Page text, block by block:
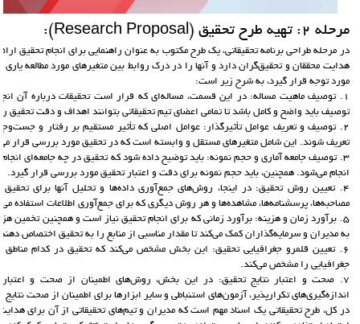
مرحله 2: تهيه طرح تحقيق (Research Proposal):
در مرحله طراحی برنامه تحقیقاتی، یک طرح مکتوب به عنوان راهنمایی برای انجام تحقیق
هدایت محققان و تحقیق‌گران دارد و آنها را در درک روابط بین متغیرهای مورد مطالعه
مورد توجه قرار گیرد، به شرح زیر است:
1. توصیف ماهیت مساله: در این قسمت، مساله‌ای که قرار است تحقیقات درباره آن
توصیف باید واضح و کامل باشد تا تمامی اعضای تیم تحقیقاتی بتوانند اهداف و دقت تحقیق
2. توصیف و تعریف عوامل تأثیرگذار: عوامل اصلی که تأثیر مستقیم بر رفتار و
تعریف شوند. این شامل متغیرهای مستقل و وابسته است که در تحقیق مورد بررسی قرار
3. توصیف جامعه آماری و حجم نمونه: باید توضیح داده شود که تحقیق در چه جامعه‌ای
انجام می‌شود. همچنین، باید حجم نمونه برای دقت و اعتبار تحقیق مورد بررسی قرار گیرد.
4. تعیین روش تحقیق: در اینجا، روش‌های جمع‌آوری داده‌ها و تحلیل آنها برای
مصاحبه‌ها، پرسشنامه‌ها، مشاهده‌ها و هر روش دیگری که برای جمع‌آوری اطلاعات استفاده
5. برآورد زمان و هزینه: برآورد زمانی که برای انجام تحقیق نیاز است و همچنین تخمین
به مدیران و سرمایه‌گذاران کمک می‌کند تا مقدار مناسبی از منابع را به تحقیق اختصاص
6. تعیین قلمرو جغرافیایی تحقیق: این بخش مشخص می‌کند که تحقیق در کدام مناطق
جغرافیایی را مشخص می‌کند.
7. صحت و اعتبار نتایج تحقیق: در این بخش، روش‌های اطمینان از صحت و اعتبار
اندازه‌گیری‌های تکرارپذیر، آزمون‌های استنباطی و سایر ابزارها برای اطمینان از صحت
در کل، طرح تحقیقاتی یک اسناد مهم است که مدیران و تیم‌های تحقیقاتی از آن برای